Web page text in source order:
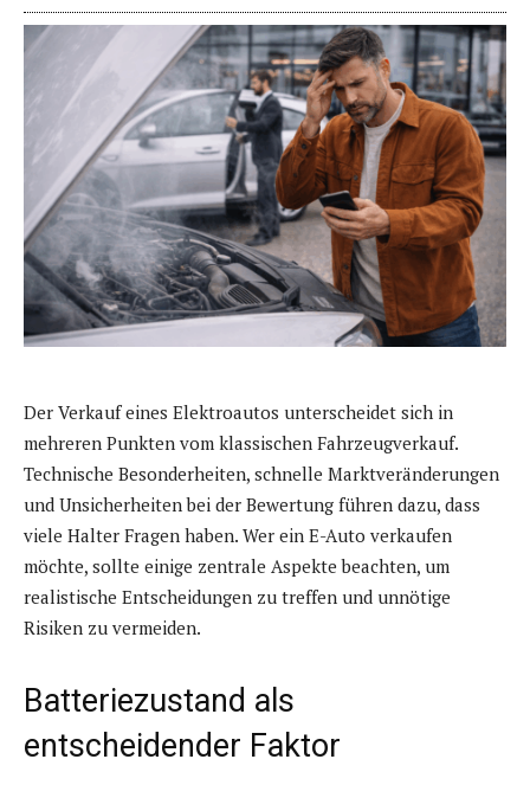
Der Verkauf eines Elektroautos unterscheidet sich in
mehreren Punkten vom klassischen Fahrzeugverkauf.
Technische Besonderheiten, schnelle Marktveränderungen
und Unsicherheiten bei der Bewertung führen dazu, dass
viele Halter Fragen haben. Wer ein E-Auto verkaufen
möchte, sollte einige zentrale Aspekte beachten, um
realistische Entscheidungen zu treffen und unnötige
Risiken zu vermeiden.
Batteriezustand als
entscheidender Faktor